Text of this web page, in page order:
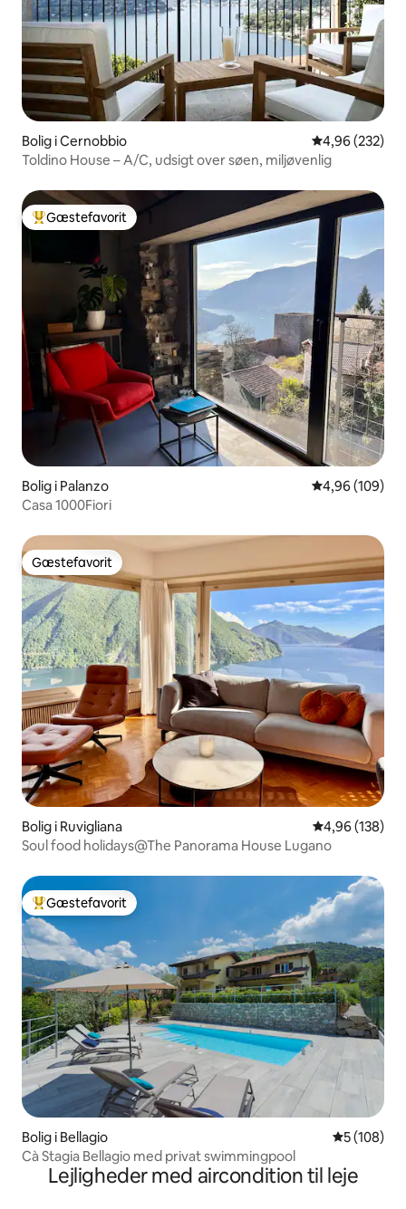
Bolig i Cernobbio 4,96 ud af 5 i
4,96 (232)
Toldino House – A/C, udsigt over søen, miljøvenlig
Bedste gæstefavorit
Gæstefavorit
Bolig i Palanzo 4,96 ud af 5 i
4,96 (109)
Casa 1000Fiori
Gæstefavorit
Gæstefavorit
Bolig i Ruvigliana 4,96 ud af 5 i
4,96 (138)
Soul food holidays@The Panorama House Lugano
Bedste gæstefavorit
Gæstefavorit
Bolig i Bellagio 5 ud af 5 i
5 (108)
Cà Stagia Bellagio med privat swimmingpool
Lejligheder med aircondition til leje